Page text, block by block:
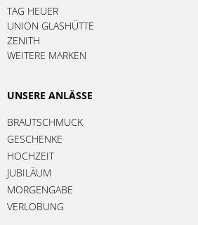
TAG HEUER
UNION GLASHÜTTE
ZENITH
WEITERE MARKEN
UNSERE ANLÄSSE
BRAUTSCHMUCK
GESCHENKE
HOCHZEIT
JUBILÄUM
MORGENGABE
VERLOBUNG